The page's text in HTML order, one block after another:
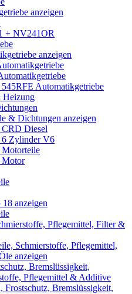
anzeigen
+ NV241OR
anzeigen
Automatikgetriebe
Heizung
& Dichtungen anzeigen
Diesel
Zylinder V6
Motor
anzeigen
Pflegemittel, Filter &
Schmierstoffe, Pflegemittel,
anzeigen
Bremslüssigkeit,
Pflegemittel & Additive
Frostschutz, Bremslüssigkeit,